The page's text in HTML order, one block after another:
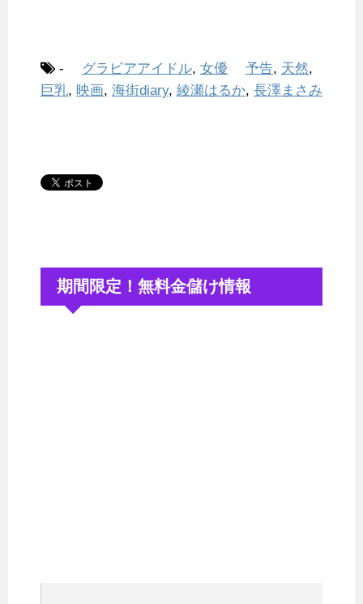
- グラビアアイドル, 女優 予告, 天然,
巨乳, 映画, 海街diary, 綾瀬はるか, 長澤まさみ
期間限定！無料金儲け情報